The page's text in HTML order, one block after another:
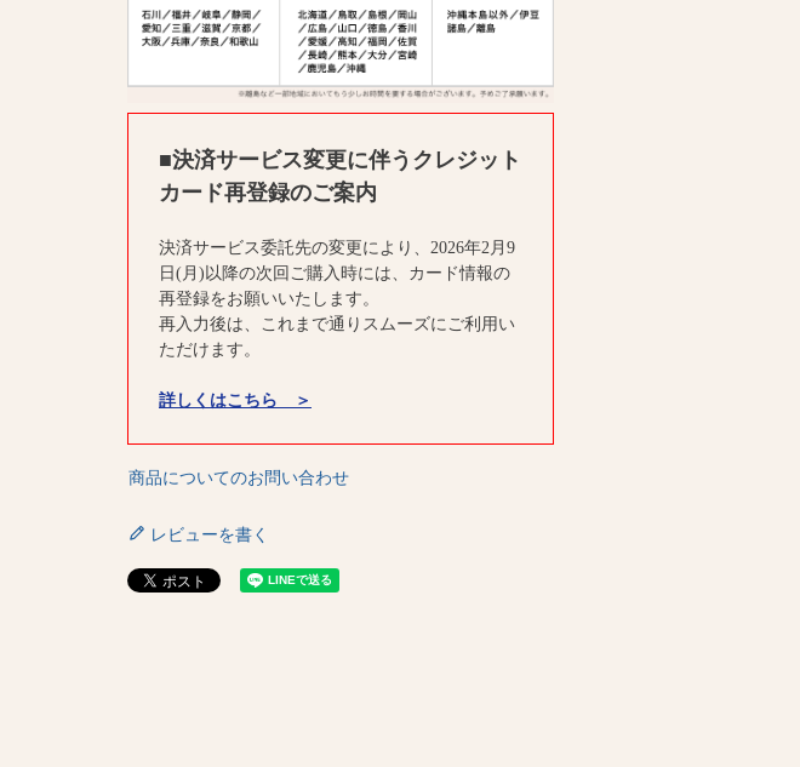
■決済サービス変更に伴うクレジット
カード再登録のご案内
決済サービス委託先の変更により、2026年2月9
日(月)以降の次回ご購入時には、カード情報の
再登録をお願いいたします。
再入力後は、これまで通りスムーズにご利用い
ただけます。
詳しくはこちら ＞
商品についてのお問い合わせ
レビューを書く